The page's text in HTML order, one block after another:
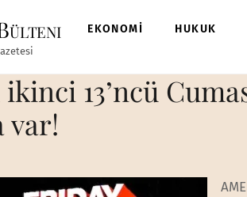
EKONOMİ HUKUK
ikinci 13’ncü
var!